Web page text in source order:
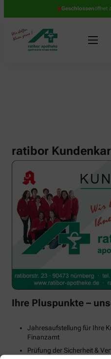
Geschlossenöffnet
ratibor
Ihre Pluspunkte –
Jahresaufstellung für Ihre
Finanzamt
Prüfung der Sicherheit &